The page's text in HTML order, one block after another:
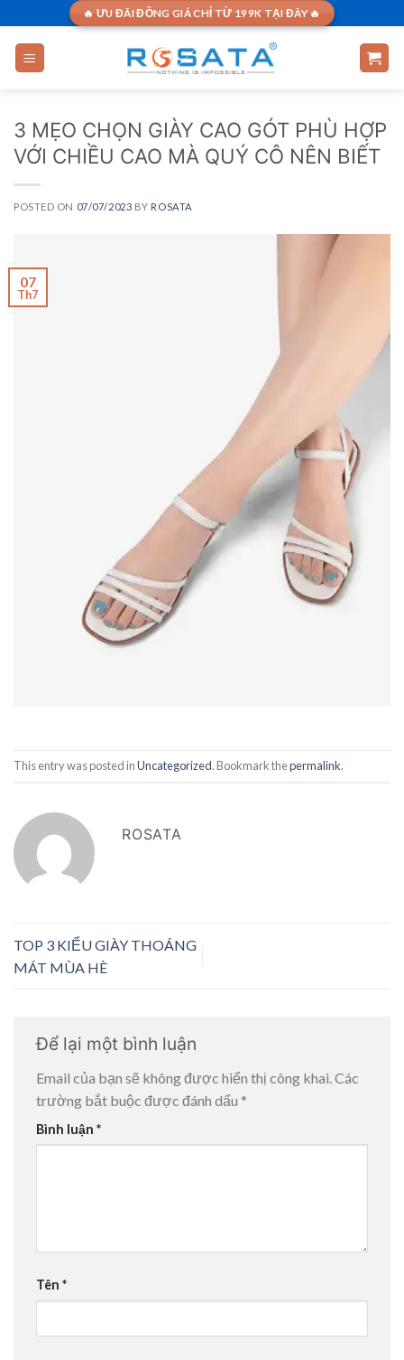
content
🔥 ƯU ĐÃI ĐỒNG GIÁ CHỈ TỪ 199K TẠI ĐÂY 🔥
3 MẸO CHỌN GIÀY CAO GÓT PHÙ HỢP
VỚI CHIỀU CAO MÀ QUÝ CÔ NÊN BIẾT
POSTED ON 07/07/2023 BY ROSATA
07
Th7
This entry was posted inUncategorized. Bookmark thepermalink.
ROSATA
TOP 3 KIỂU GIÀY THOÁNG
MÁT MÙA HÈ
Để lại một bình luận
Email của bạn sẽ không được hiển thị công khai. Các
trường bắt buộc được đánh dấu *
Bình luận *
Tên *